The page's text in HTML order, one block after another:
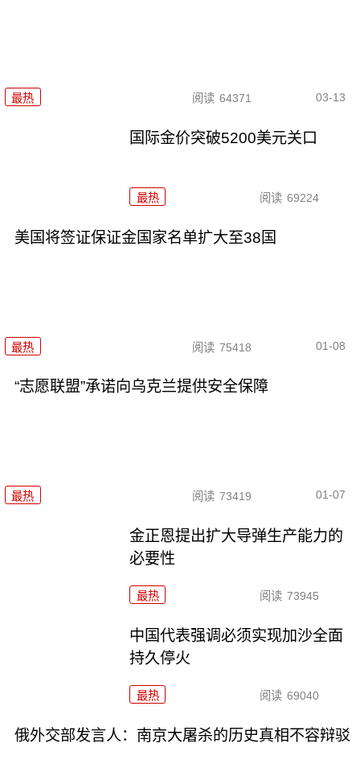
最热 阅读 64371 03-13
国际金价突破5200美元关口
最热 阅读 69224
美国将签证保证金国家名单扩大至38国
最热 阅读 75418 01-08
“志愿联盟”承诺向乌克兰提供安全保障
最热 阅读 73419 01-07
金正恩提出扩大导弹生产能力的
必要性
最热 阅读 73945
中国代表强调必须实现加沙全面
持久停火
最热 阅读 69040
俄外交部发言人：南京大屠杀的历史真相不容辩驳